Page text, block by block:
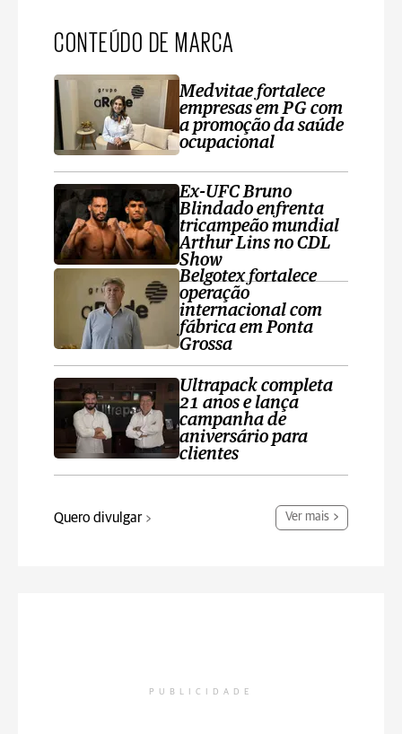
CONTEÚDO DE MARCA
Medvitae fortalece
empresas em PG com
a promoção da saúde
ocupacional
Ex-UFC Bruno
Blindado enfrenta
tricampeão mundial
Arthur Lins no CDL
Show
Belgotex fortalece
operação
internacional com
fábrica em Ponta
Grossa
Ultrapack completa
21 anos e lança
campanha de
aniversário para
clientes
Quero divulgar Ver mais
PUBLICIDADE